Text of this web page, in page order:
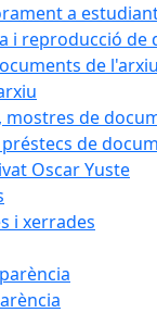
a
i reproducció de
de l'arxiu
mostres de
de
Oscar Yuste
i xerrades